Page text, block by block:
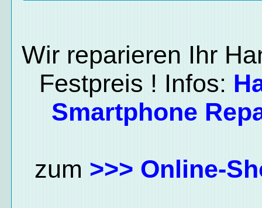
Wir reparieren Ihr
Festpreis ! Infos:
Smartphone
zum >>> Online-